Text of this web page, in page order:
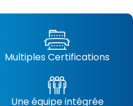
Multiples Certifications
Une équipe intégrée